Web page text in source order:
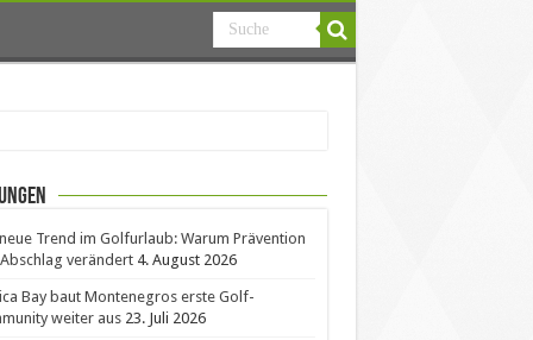
Trend im Golfurlaub: Warum Prävention
verändert 4. August 2026
Bay baut Montenegros erste Golf-
weiter aus 23. Juli 2026